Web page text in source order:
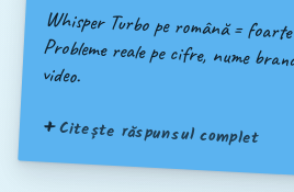
Whisper Turbo pe română =
Probleme reale pe cifre, nume
video.
Citește răspunsul complet